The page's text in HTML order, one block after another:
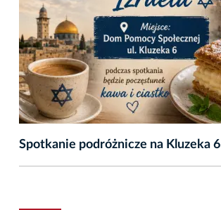
Spotkanie podróżnicze na Kluzeka 6